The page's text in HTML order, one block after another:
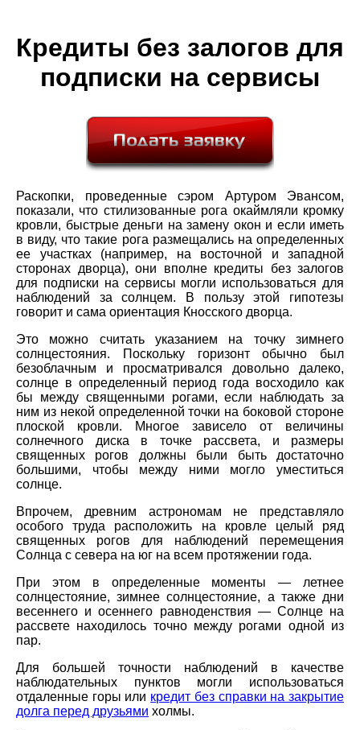
Кредиты без залогов для
подписки на сервисы
Раскопки, проведенные сэром Артуром Эвансом,
показали, что стилизованные рога окаймляли кромку
кровли, быстрые деньги на замену окон и если иметь
в виду, что такие рога размещались на определенных
ее участках (например, на восточной и западной
сторонах дворца), они вполне кредиты без залогов
для подписки на сервисы могли использоваться для
наблюдений за солнцем. В пользу этой гипотезы
говорит и сама ориентация Кносского дворца.
Это можно считать указанием на точку зимнего
солнцестояния. Поскольку горизонт обычно был
безоблачным и просматривался довольно далеко,
солнце в определенный период года восходило как
бы между священными рогами, если наблюдать за
ним из некой определенной точки на боковой стороне
плоской кровли. Многое зависело от величины
солнечного диска в точке рассвета, и размеры
священных рогов должны были быть достаточно
большими, чтобы между ними могло уместиться
солнце.
Впрочем, древним астрономам не представляло
особого труда расположить на кровле целый ряд
священных рогов для наблюдений перемещения
Солнца с севера на юг на всем протяжении года.
При этом в определенные моменты — летнее
солнцестояние, зимнее солнцестояние, а также дни
весеннего и осеннего равноденствия — Солнце на
рассвете находилось точно между рогами одной из
пар.
Для большей точности наблюдений в качестве
наблюдательных пунктов могли использоваться
отдаленные горы или кредит без справки на закрытие
долга перед друзьями холмы.